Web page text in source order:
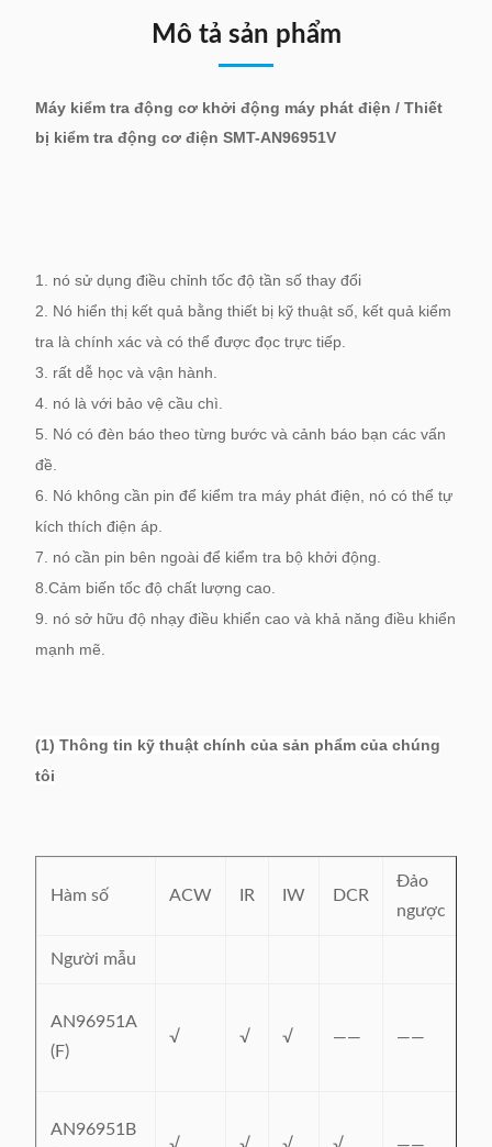
Mô tả sản phẩm
Máy kiểm tra động cơ khởi động máy phát điện / Thiết
bị kiểm tra động cơ điện SMT-AN96951V
1. nó sử dụng điều chỉnh tốc độ tần số thay đổi
2. Nó hiển thị kết quả bằng thiết bị kỹ thuật số, kết quả kiểm
tra là chính xác và có thể được đọc trực tiếp.
3. rất dễ học và vận hành.
4. nó là với bảo vệ cầu chì.
5. Nó có đèn báo theo từng bước và cảnh báo bạn các vấn
đề.
6. Nó không cần pin để kiểm tra máy phát điện, nó có thể tự
kích thích điện áp.
7. nó cần pin bên ngoài để kiểm tra bộ khởi động.
8.Cảm biến tốc độ chất lượng cao.
9. nó sở hữu độ nhạy điều khiển cao và khả năng điều khiển
mạnh mẽ.
(1) Thông tin kỹ thuật chính của sản phẩm của chúng
tôi
Hàm số ACW IR IW DCR
Đảo
ngược
Người mẫu
AN96951A
(F)
√ √ √ —— ——
AN96951B